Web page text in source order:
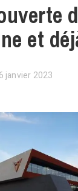
et
janvier 2023